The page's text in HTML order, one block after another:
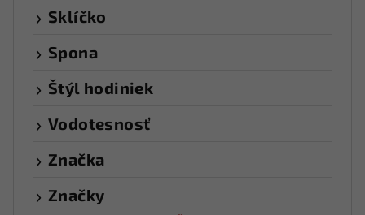
Značky
Sklíčko
Spona
Štýl hodiniek
Vodotesnosť
Značka